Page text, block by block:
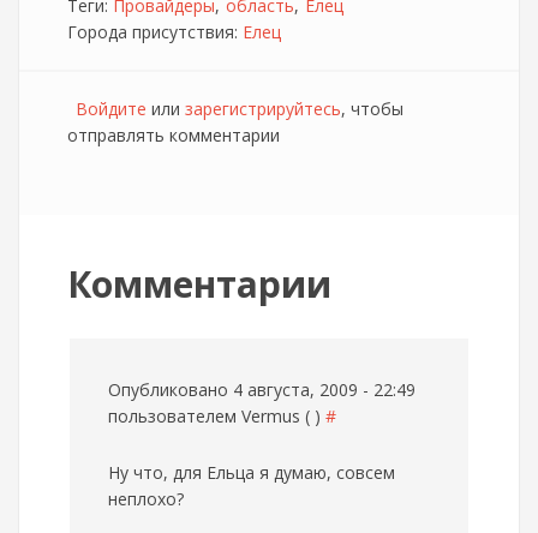
Теги: Провайдеры область
Елец
Города присутствия: Елец
Войдите или зарегистрируйтесь, чтобы
отправлять комментарии
Комментарии
Опубликовано 4 августа, 2009 - 22:49
пользователем Vermus ( ) #
Ну что, для Ельца я думаю, совсем
неплохо?